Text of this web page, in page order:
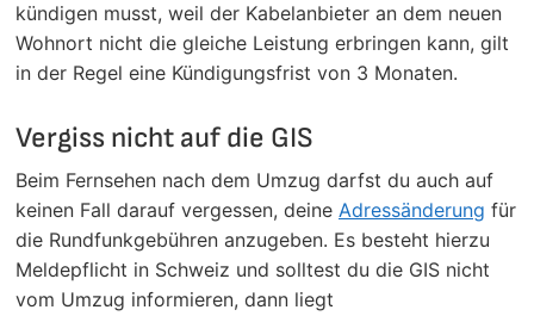
kündigen musst, weil der Kabelanbieter an dem neuen
Wohnort nicht die gleiche Leistung erbringen kann, gilt
in der Regel eine Kündigungsfrist von 3 Monaten.
Vergiss nicht auf die GIS
Beim Fernsehen nach dem Umzug darfst du auch auf
keinen Fall darauf vergessen, deine Adressänderung für
die Rundfunkgebühren anzugeben. Es besteht hierzu
Meldepflicht in Schweiz und solltest du die GIS nicht
vom Umzug informieren, dann liegt